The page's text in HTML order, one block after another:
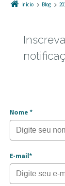
Início Blog
Nome *
E-mail*